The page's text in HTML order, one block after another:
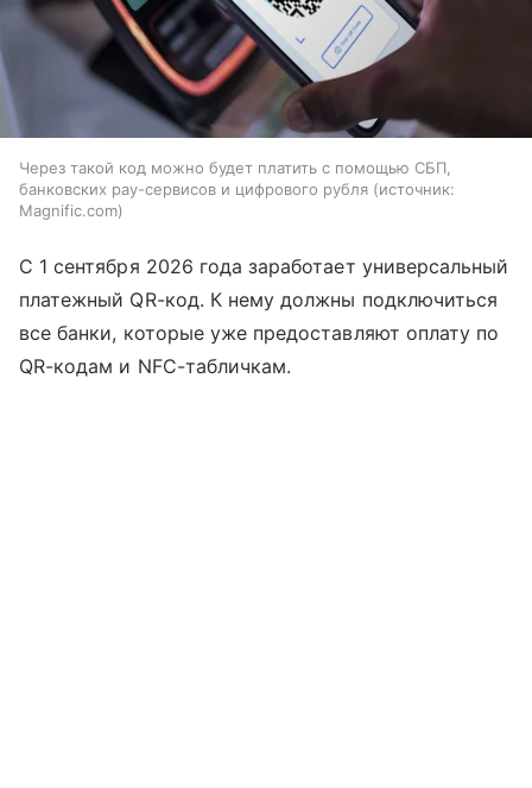
Через такой код можно будет платить с помощью СБП,
банковских pay-сервисов и цифрового рубля
источник:
Magnific.com
С 1 сентября 2026 года заработает универсальный
платежный QR-код. К нему должны подключиться
все банки, которые уже предоставляют оплату по
QR-кодам и NFC-табличкам.